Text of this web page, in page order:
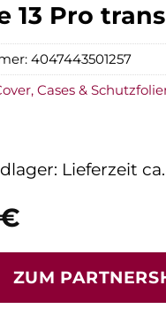
13 Pro
€
Lieferzeit
ZUM
4047443501257
Cases &